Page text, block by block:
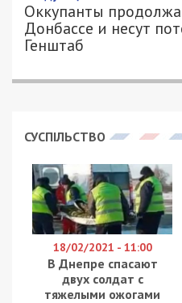
Оккупанты
Донбассе и несут
Генштаб
СУСПІЛЬСТВО
18/02/2021 - 11:00
В Днепре спасают
двух солдат с
тяжелыми ожогами